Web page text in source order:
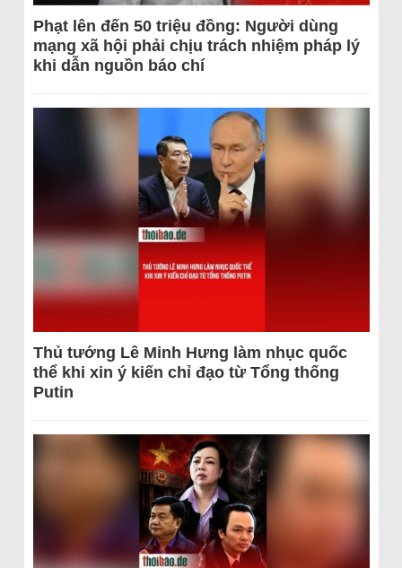
Phạt lên đến 50 triệu đồng: Người dùng
mạng xã hội phải chịu trách nhiệm pháp lý
khi dẫn nguồn báo chí
Thủ tướng Lê Minh Hưng làm nhục quốc
thể khi xin ý kiến chỉ đạo từ Tổng thống
Putin